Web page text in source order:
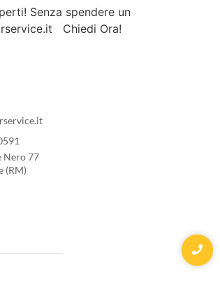
Senza spendere un
Chiedi Ora!
Nero 77
(RM)